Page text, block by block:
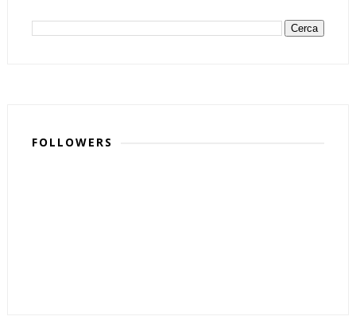
FOLLOWERS